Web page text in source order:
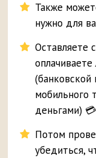
Также
нужно для
Оставляете
(банковской
мобильного
деньгами)
Потом
убедиться,